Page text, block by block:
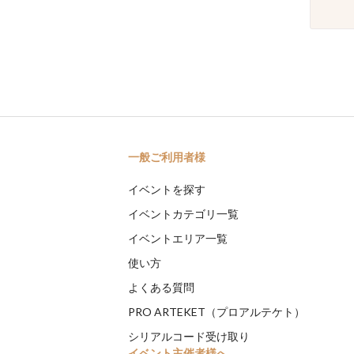
一般ご利用者様
イベントを探す
イベントカテゴリ一覧
イベントエリア一覧
使い方
よくある質問
PRO ARTEKET（プロアルテケト）
シリアルコード受け取り